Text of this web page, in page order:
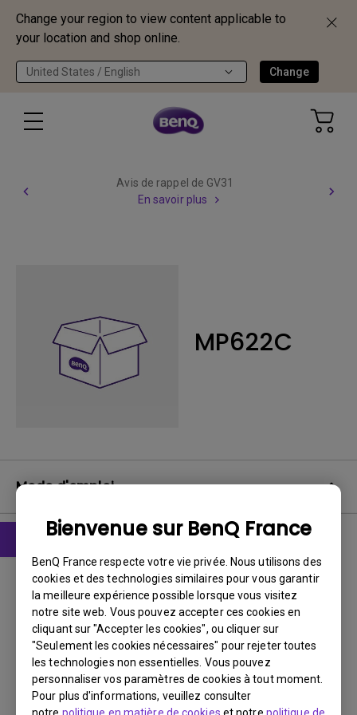
Change your region to view content applicable to
your location and shop online.
United States / English Change
Bienvenue sur BenQ France
BenQ France respecte votre vie privée. Nous utilisons des
cookies et des technologies similaires pour vous garantir
la meilleure expérience possible lorsque vous visitez
notre site web. Vous pouvez accepter ces cookies en
cliquant sur "Accepter les cookies", ou cliquer sur
"Seulement les cookies nécessaires" pour rejeter toutes
les technologies non essentielles. Vous pouvez
personnaliser vos paramètres de cookies à tout moment.
Pour plus d'informations, veuillez consulter
Avis de rappel de GV31
En savoir plus
MP622C
Mode d'emploi
Manuel d’utilisation
Manuel d'utilisation
Mise à jour: 2007/08/03
Langue:European French
Taille du fichier:2.14 MB
Version: